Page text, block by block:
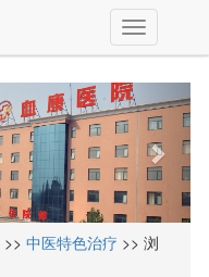
T
o
g
l
e
n
a
v
i
g
>>中医特色治疗 >> 浏